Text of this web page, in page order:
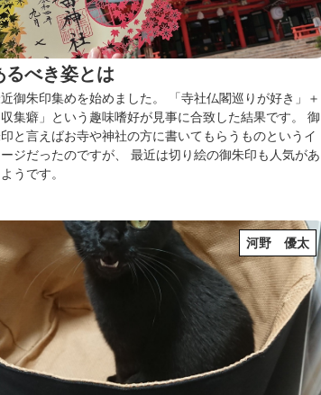
るべき姿とは
御朱印集めを始めました。
「寺社仏閣巡りが好き」＋
収集癖」という趣味嗜好が見事に合致した結果です。 御
と言えばお寺や神社の方に書いてもらうものというイ
ージだったのですが、 最近は切り絵の御朱印も人気があ
うです。
河野 優太